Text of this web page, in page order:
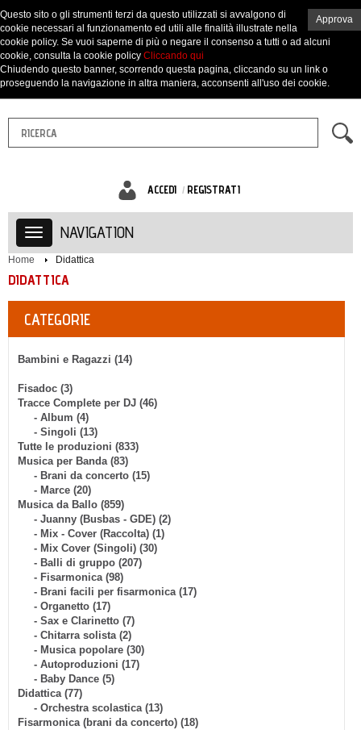
ACCEDI REGISTRATI
NAVIGATION
Home Didattica
DIDATTICA
CATEGORIE
Bambini e Ragazzi (14)
Fisadoc (3)
Tracce Complete per DJ (46)
- Album (4)
- Singoli (13)
Tutte le produzioni (833)
Musica per Banda (83)
- Brani da concerto (15)
- Marce (20)
Musica da Ballo (859)
- Juanny (Busbas - GDE) (2)
- Mix - Cover (Raccolta) (1)
- Mix Cover (Singoli) (30)
- Balli di gruppo (207)
- Fisarmonica (98)
- Brani facili per fisarmonica (17)
- Organetto (17)
- Sax e Clarinetto (7)
- Chitarra solista (2)
- Musica popolare (30)
- Autoproduzioni (17)
- Baby Dance (5)
Didattica (77)
- Orchestra scolastica (13)
Fisarmonica (brani da concerto) (18)
Approva
Questo sito o gli strumenti terzi da questo utilizzati si avvalgono di
cookie necessari al funzionamento ed utili alle finalità illustrate nella
cookie policy. Se vuoi saperne di più o negare il consenso a tutti o ad alcuni
cookie, consulta la cookie policy Cliccando qui
Chiudendo questo banner, scorrendo questa pagina, cliccando su un link o
proseguendo la navigazione in altra maniera, acconsenti all'uso dei cookie.